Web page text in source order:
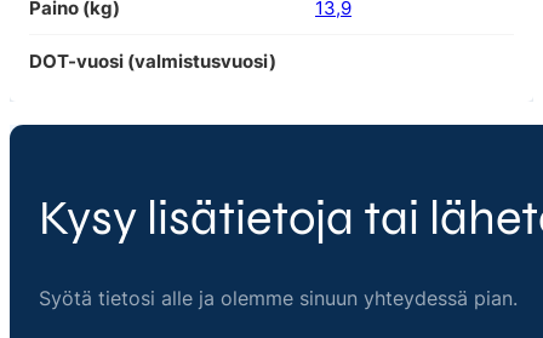
Paino (kg) 13,9
DOT-vuosi (valmistusvuosi)
Kysy lisätietoja tai
Syötä tietosi alle ja olemme sinuun yhteydessä pian.